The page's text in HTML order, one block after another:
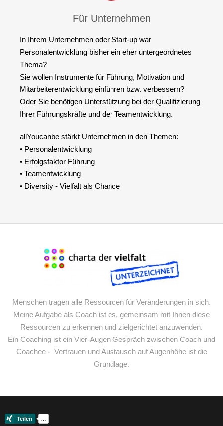
Für Unternehmen
In Ihrem Unternehmen oder Start-up war
Personalentwicklung bisher ein eher untergeordnetes
Thema?
Sie wollen Instrumente für Führung, Motivation und
Mitarbeiterentwicklung einführen bzw. verbessern?
Oder Sie benötigen Unterstützung bei der Qualifizierung
Ihrer Führungskräfte und der Teamentwicklung.
allYoucanbe stärkt Unternehmen in den Themen:
• Personalentwicklung
• Erfolgsfaktor Führung
• Teamentwicklung
• Diversity - Vielfalt als Chance
Menschen tragen alle Ressourcen für Veränderungen in sich.
Meine Aufgabe als Coach ist es, gemeinsam mit Ihnen diese
Ressourcen zu erkennen und zielgerichtet anzuwenden.
Ein Coaching ist ein Vier-Augen Gespräch zwischen Coach und
Coachee - Vertrauen und Austausch auf Augenhöhe ist die
Grundlage.